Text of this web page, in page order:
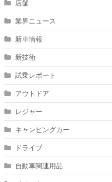
店舗
業界ニュース
新車情報
新技術
試乗レポート
アウトドア
レジャー
キャンピングカー
ドライブ
自動車関連用品